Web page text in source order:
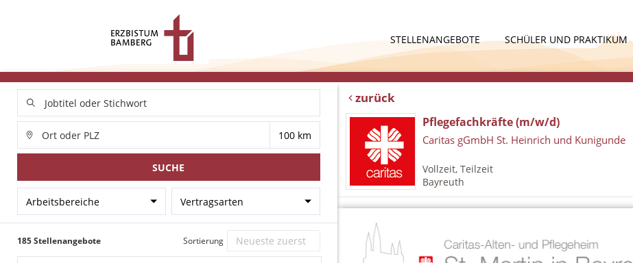
STELLENANGEBOTE SCHÜLER UND PRAKTIKUM
SUCHE
Arbeitsbereiche Vertragsarten
185 Stellenangebote Sortierung
zurück
Pflegefachkräfte (m/w/d)
Caritas gGmbH St. Heinrich und Kunigunde
Vollzeit, Teilzeit
Bayreuth